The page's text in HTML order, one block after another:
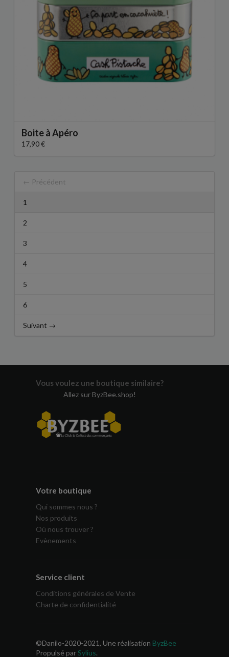
Boite à Apéro
17,90 €
← Précédent
1
2
3
4
5
6
Suivant →
Vous voulez une boutique similaire?
Allez sur ByzBee.shop!
Votre boutique
Qui sommes nous ?
Nos produits
Où nous trouver ?
Evènements
Service client
Conditions générales de Vente
Charte de confidentialité
©Danilo-2020-2021, Une réalisation ByzBee
Propulsé parSylius.